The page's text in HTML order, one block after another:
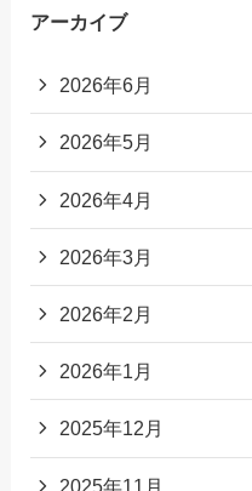
アーカイブ
2026年6月
2026年5月
2026年4月
2026年3月
2026年2月
2026年1月
2025年12月
2025年11月